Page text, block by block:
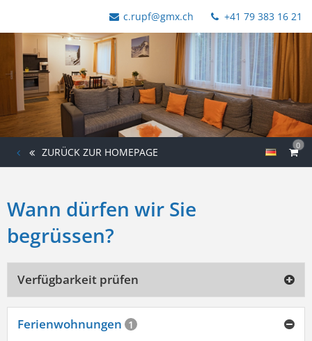
c.rupf@gmx.ch +41 79 383 16 21
0
ZURÜCK ZUR HOMEPAGE
Wann dürfen wir Sie
begrüssen?
Verfügbarkeit prüfen
Ferienwohnungen 1